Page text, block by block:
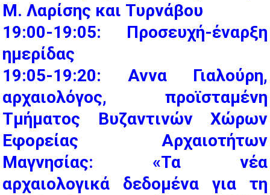
Μ. Λαρίσης και Τυρνάβου
19:00-19:05: Προσευχή-έναρξη
ημερίδας
19:05-19:20: Αννα Γιαλούρη,
αρχαιολόγος, προϊσταμένη
Τμήματος Βυζαντινών Χώρων
Εφορείας Αρχαιοτήτων
Μαγνησίας: «Τα νέα
αρχαιολογικά δεδομένα για τη